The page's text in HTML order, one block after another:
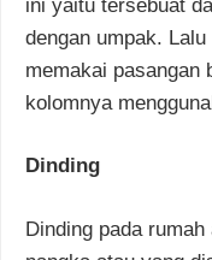
ini yaitu tersebuat
dengan umpak.
memakai pasangan
kolomnya
Dinding
Dinding pada